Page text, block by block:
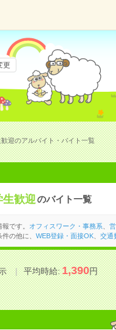
更
迎のアルバイト・バイト一覧
生歓迎のバイト一覧
です。 オフィスワーク・事務系
の他に、 WEB登録・面接OK、 交通
平均時給:1,390円